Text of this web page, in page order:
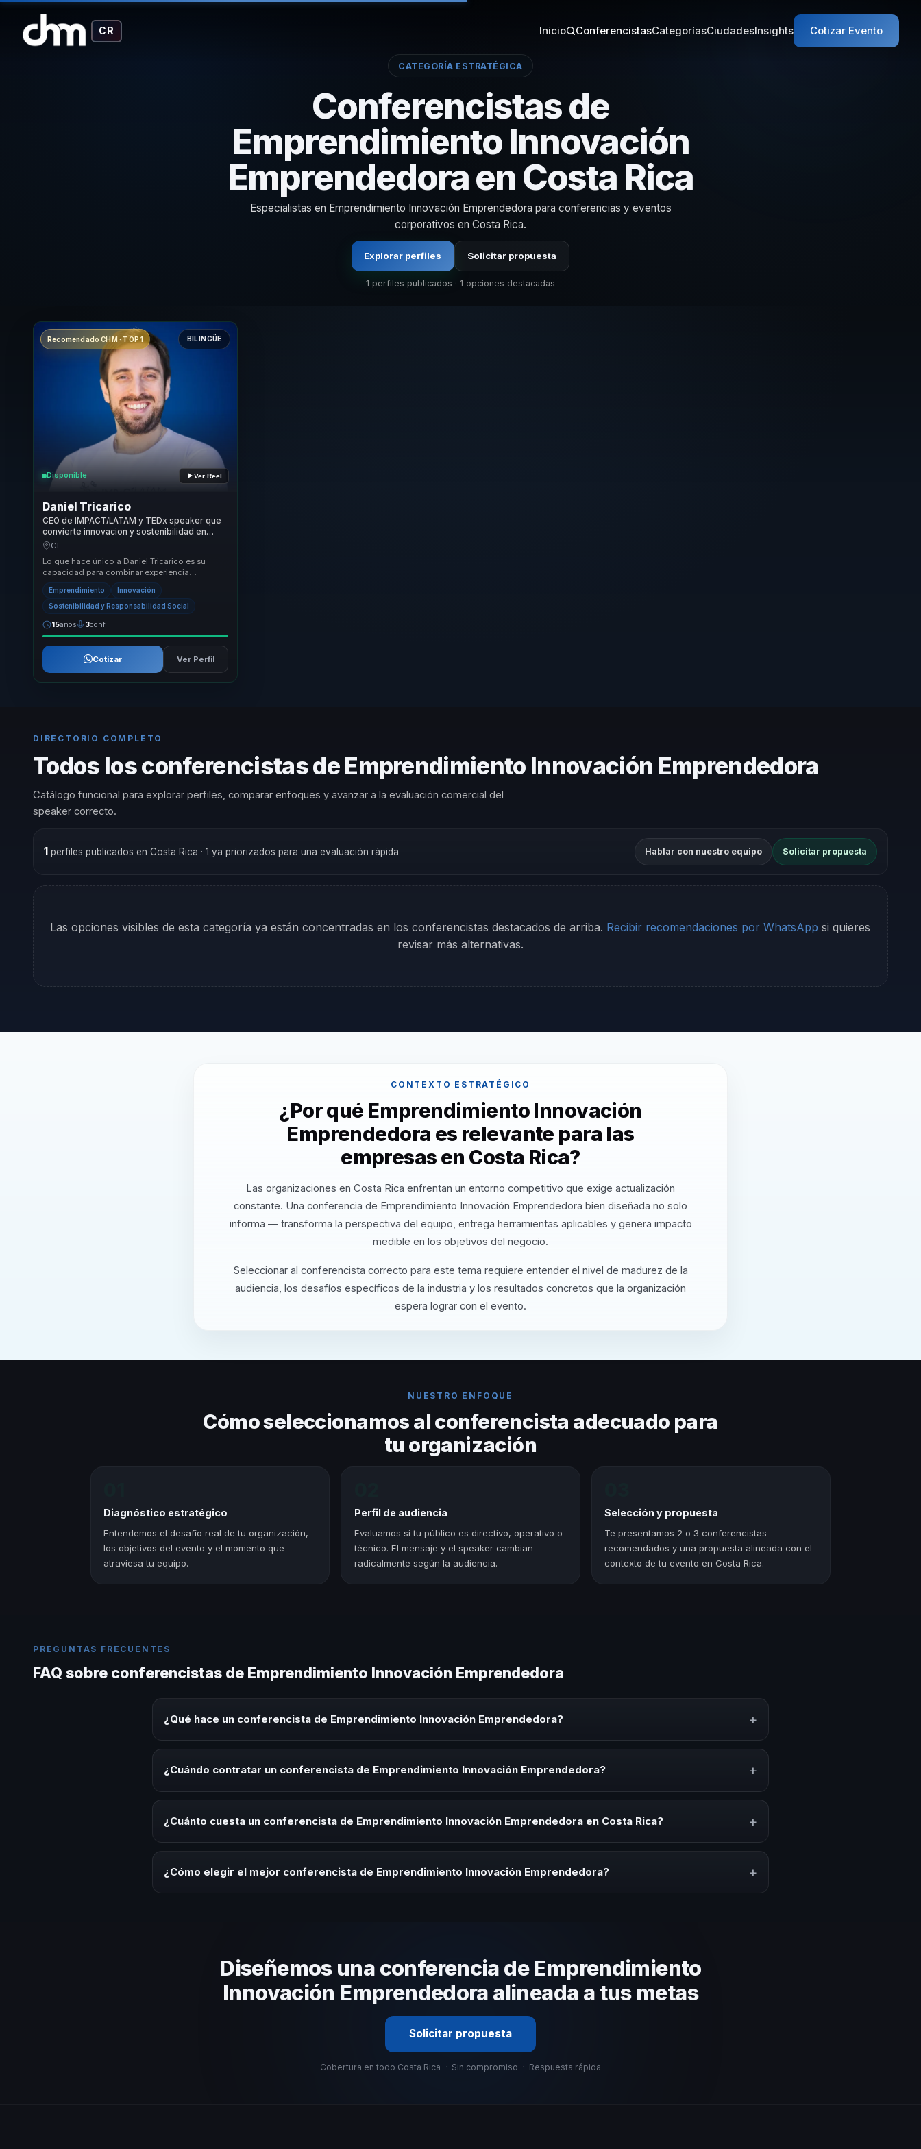
CR Inicio ConferencistasCategoríasCiudadesInsights Cotizar Evento
CATEGORÍA ESTRATÉGICA
Conferencistas de
Emprendimiento Innovación
Emprendedora en Costa Rica
Especialistas en Emprendimiento Innovación Emprendedora para conferencias y eventos
corporativos en Costa Rica.
Explorar perfiles Solicitar propuesta
1 perfiles publicados · 1 opciones destacadas
Recomendado CHM · TOP 1 BILINGÜE
Disponible Ver Reel
Daniel Tricarico
CEO de IMPACT/LATAM y TEDx speaker que
convierte innovacion y sostenibilidad en
resultados de negocio para lideres y
CL
Lo que hace único a Daniel Tricarico es su
capacidad para combinar experiencia
académica con un impacto real en el mundo
empresarial. Su ...
Emprendimiento Innovación
Sostenibilidad y Responsabilidad Social
15años 3conf.
Cotizar Ver Perfil
DIRECTORIO COMPLETO
Todos los conferencistas de Emprendimiento Innovación Emprendedora
Catálogo funcional para explorar perfiles, comparar enfoques y avanzar a la evaluación comercial del
speaker correcto.
1 perfiles publicados en Costa Rica · 1 ya priorizados para una evaluación rápida Hablar con nuestro equipo Solicitar propuesta
Las opciones visibles de esta categoría ya están concentradas en los conferencistas destacados de arriba. Recibir recomendaciones por WhatsApp si quieres
revisar más alternativas.
CONTEXTO ESTRATÉGICO
¿Por qué Emprendimiento Innovación
Emprendedora es relevante para las
empresas en Costa Rica?
Las organizaciones en Costa Rica enfrentan un entorno competitivo que exige actualización
constante. Una conferencia de Emprendimiento Innovación Emprendedora bien diseñada no solo
informa — transforma la perspectiva del equipo, entrega herramientas aplicables y genera impacto
medible en los objetivos del negocio.
Seleccionar al conferencista correcto para este tema requiere entender el nivel de madurez de la
audiencia, los desafíos específicos de la industria y los resultados concretos que la organización
espera lograr con el evento.
NUESTRO ENFOQUE
Cómo seleccionamos al conferencista adecuado para
tu organización
Diagnóstico estratégico
Entendemos el desafío real de tu organización,
los objetivos del evento y el momento que
atraviesa tu equipo.
Perfil de audiencia
Evaluamos si tu público es directivo, operativo o
técnico. El mensaje y el speaker cambian
radicalmente según la audiencia.
Selección y propuesta
Te presentamos 2 o 3 conferencistas
recomendados y una propuesta alineada con el
contexto de tu evento en Costa Rica.
PREGUNTAS FRECUENTES
FAQ sobre conferencistas de Emprendimiento Innovación Emprendedora
¿Qué hace un conferencista de Emprendimiento Innovación Emprendedora? +
aplicables para la audiencia.
¿Cuándo contratar un conferencista de Emprendimiento Innovación Emprendedora? +
¿Cuánto cuesta un conferencista de Emprendimiento Innovación Emprendedora en Costa Rica? +
¿Cómo elegir el mejor conferencista de Emprendimiento Innovación Emprendedora? +
Diseñemos una conferencia de Emprendimiento
Innovación Emprendedora alineada a tus metas
Solicitar propuesta
Cobertura en todo Costa Rica · Sin compromiso · Respuesta rápida